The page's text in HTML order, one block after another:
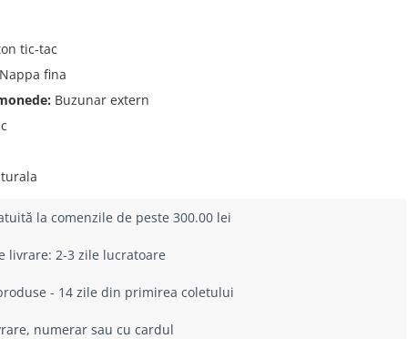
tic-tac
Nappa fina
Buzunar extern
la comenzile de peste 300.00 lei
livrare: 2-3 zile lucratoare
- 14 zile din primirea coletului
numerar sau cu cardul